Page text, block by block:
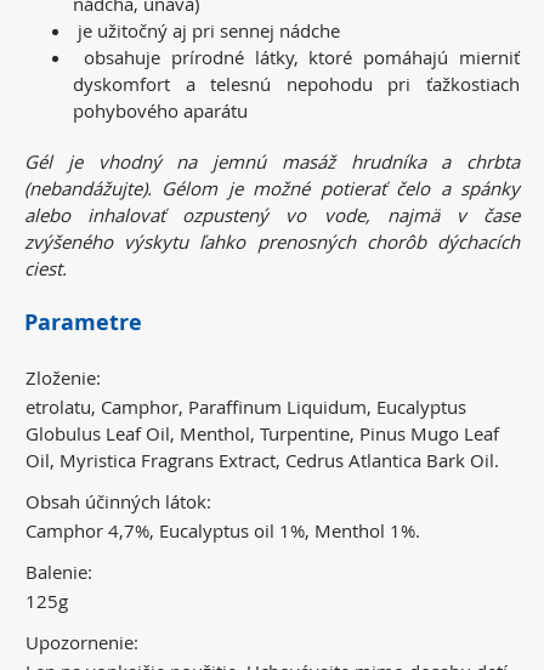
je užitočný aj pri sennej nádche
obsahuje prírodné látky, ktoré pomáhajú mierniť
dyskomfort a telesnú nepohodu pri ťažkostiach
pohybového aparátu
Gél je vhodný na jemnú masáž hrudníka a chrbta
(nebandážujte). Gélom je možné potierať čelo a spánky
alebo inhalovať ozpustený vo vode, najmä v čase
zvýšeného výskytu ľahko prenosných chorôb dýchacích
ciest.
Parametre
Zloženie:
etrolatu, Camphor, Paraffinum Liquidum, Eucalyptus
Globulus Leaf Oil, Menthol, Turpentine, Pinus Mugo Leaf
Oil, Myristica Fragrans Extract, Cedrus Atlantica Bark Oil.
Obsah účinných látok:
Camphor 4,7%, Eucalyptus oil 1%, Menthol 1%.
Balenie:
125g
Upozornenie: